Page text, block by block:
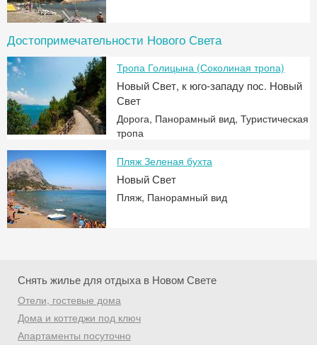
Достопримечательности Нового Света
Тропа Голицына (Соколиная тропа)
Новый Свет, к юго-западу пос. Новый
Свет
Дорога, Панорамный вид, Туристическая
тропа
Пляж Зеленая бухта
Новый Свет
Пляж, Панорамный вид
Снять жилье для отдыха в Новом Свете
Отели, гостевые дома
Дома и коттеджи под ключ
Апартаменты посуточно